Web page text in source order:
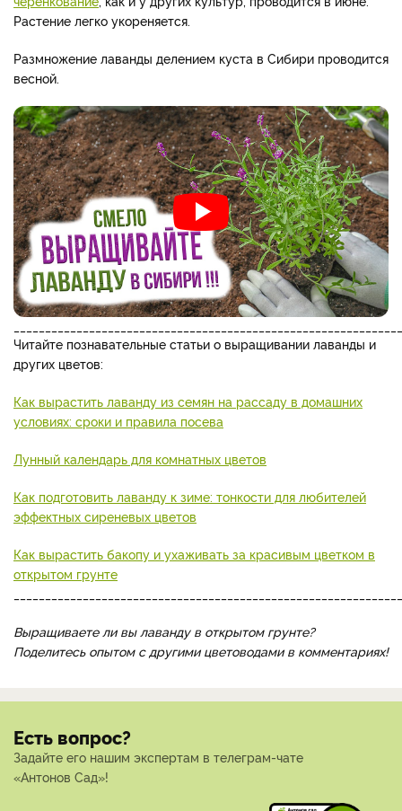
Растение легко укореняется.
Размножение лаванды делением куста в Сибири проводится
весной.
Читайте познавательные статьи о выращивании лаванды и
других цветов:
Как вырастить лаванду из семян на рассаду в домашних
условиях: сроки и правила посева
Лунный календарь для комнатных цветов
Как подготовить лаванду к зиме: тонкости для любителей
эффектных сиреневых цветов
Как вырастить бакопу и ухаживать за красивым цветком в
открытом грунте
Выращиваете ли вы лаванду в открытом грунте?
Поделитесь опытом с другими цветоводами в комментариях!
Есть вопрос?
Задайте его нашим экспертам в телеграм-чате
«Антонов Сад»!